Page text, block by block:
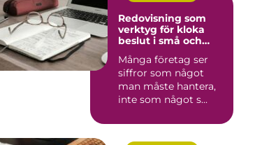
Redovisning som
verktyg för kloka
beslut i små och
Många företag ser
siffror som något
man måste hantera,
inte som något s...